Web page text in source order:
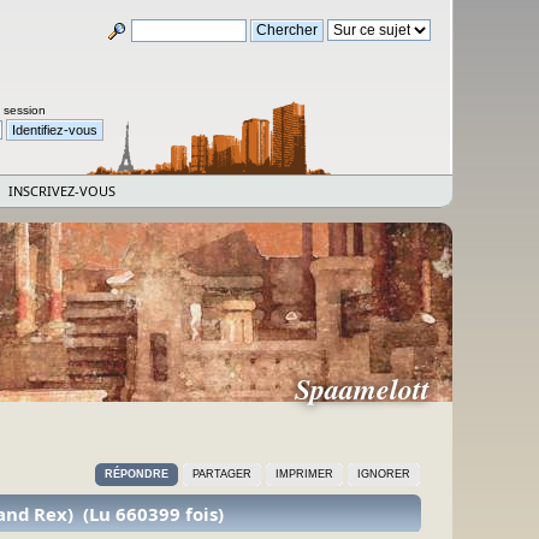
INSCRIVEZ-VOUS
Spaamelott
RÉPONDRE PARTAGER IMPRIMER IGNORER
Rex) (Lu 660399 fois)